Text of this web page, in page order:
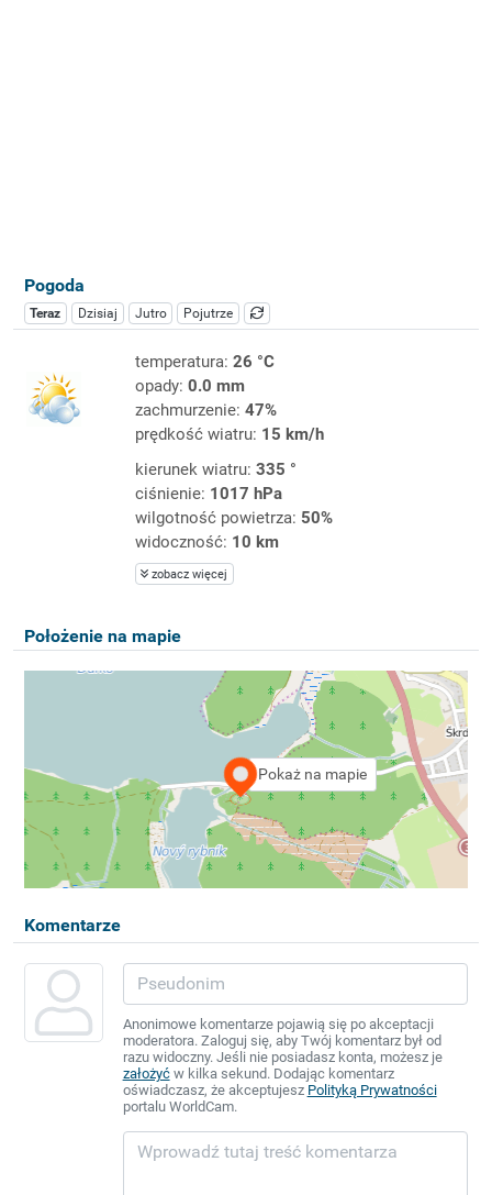
Pogoda
Teraz Dzisiaj Jutro Pojutrze
temperatura: 26 °C
opady: 0.0 mm
zachmurzenie: 47%
prędkość wiatru: 15 km/h
kierunek wiatru: 335 °
ciśnienie: 1017 hPa
wilgotność powietrza: 50%
widoczność: 10 km
zobacz więcej
Położenie na mapie
Pokaż na mapie
Komentarze
Anonimowe komentarze pojawią się po akceptacji
moderatora. Zaloguj się, aby Twój komentarz był od
razu widoczny. Jeśli nie posiadasz konta, możesz je
założyćw kilka sekund. Dodając komentarz
oświadczasz, że akceptujesz Polityką Prywatności
portalu WorldCam.